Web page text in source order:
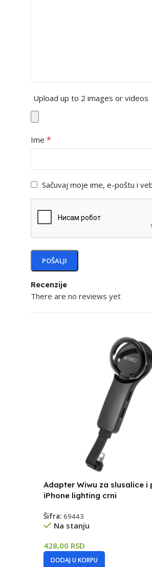
Recenzije
There are no reviews yet
Upload up to 2 images or videos
Ime *
Sačuvaj moje ime, e-poštu i
Adapter Wiwu za slusalice i
iPhone lighting crni
Šifra: 69443
Na stanju
428,00 RSD
DODAJ U KORPU